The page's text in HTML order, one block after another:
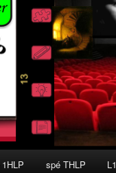
spé THLP L1